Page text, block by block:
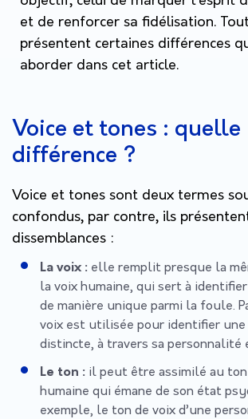
et de renforcer sa fidélisation.
présentent certaines différences
aborder dans cet article.
Voice et tones : quelle
différence ?
Voice et tones sont deux termes
confondus, par contre, ils
dissemblances :
La voix : elle remplit presque la
la voix humaine, qui sert à
de manière unique parmi la foule.
voix est utilisée pour identifier une
distincte, à travers sa personnalité
Le ton : il peut être assimilé au
humaine qui émane de son état
exemple, le ton de voix d’une